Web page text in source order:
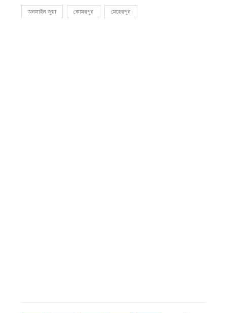
অনলাইন জুয়া কোমরপুর মেহেরপুর